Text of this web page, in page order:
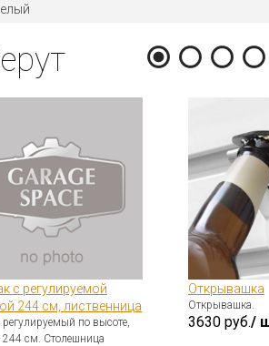
с регулируемой
244 см, лиственница
регулируемый по высоте,
см. Столешница
Открывашка
Открывашка.
3630 руб./